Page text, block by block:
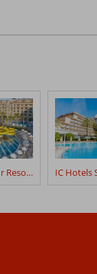
Kirman Belazur Resort & Spa